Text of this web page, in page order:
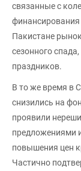
связанные с
Пакистане
сезонного
праздников.
В то же время в
снизились на
проявили
предложениями
повышения цен
Частично